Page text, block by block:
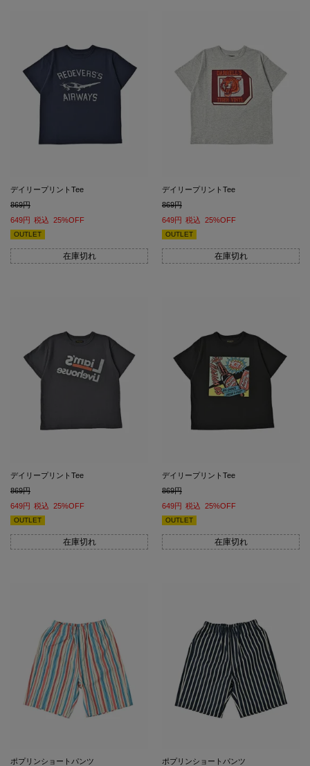
デイリープリントTee
869
649
税込 25%OFF
OUTLET
在庫切れ
デイリープリントTee
869
649
税込 25%OFF
OUTLET
在庫切れ
デイリープリントTee
869
649
税込 25%OFF
OUTLET
在庫切れ
デイリープリントTee
869
649
税込 25%OFF
OUTLET
在庫切れ
ポプリンショートパンツ
ポプリンショートパンツ